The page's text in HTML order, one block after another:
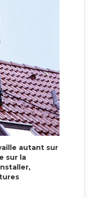
autant sur
sur la